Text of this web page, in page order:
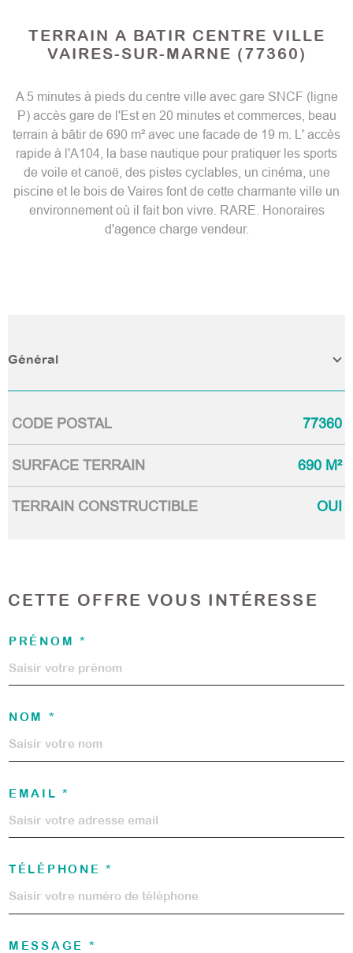
TERRAIN A BATIR CENTRE VILLE
VAIRES-SUR-MARNE (77360)
A 5 minutes à pieds du centre ville avec gare SNCF (ligne
P) accès gare de l'Est en 20 minutes et commerces, beau
terrain à bâtir de 690 m² avec une facade de 19 m. L' accès
rapide à l'A104, la base nautique pour pratiquer les sports
de voile et canoë, des pistes cyclables, un cinéma, une
piscine et le bois de Vaires font de cette charmante ville un
environnement où il fait bon vivre. RARE. Honoraires
d'agence charge vendeur.
Général
Caractérisque Valeurs
CODE POSTAL 77360
SURFACE TERRAIN 690 M²
TERRAIN CONSTRUCTIBLE OUI
CETTE OFFRE VOUS INTÉRESSE
PRÉNOM *
NOM *
EMAIL *
TÉLÉPHONE *
MESSAGE *